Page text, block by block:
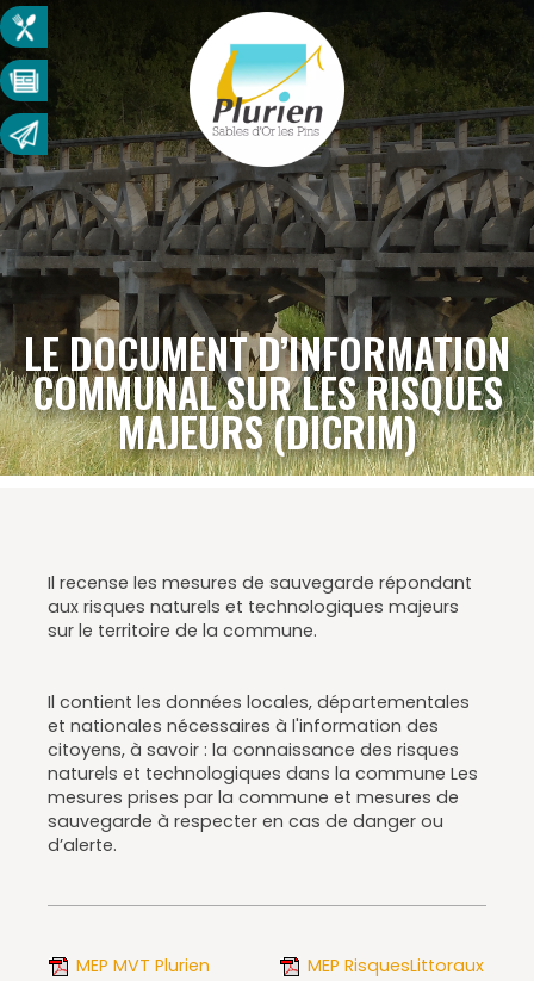
LE DOCUMENT D’INFORMATION
COMMUNAL SUR LES RISQUES
MAJEURS (DICRIM)
Il recense les mesures de sauvegarde répondant
aux risques naturels et technologiques majeurs
sur le territoire de la commune.
Il contient les données locales, départementales
et nationales nécessaires à l'information des
citoyens, à savoir : la connaissance des risques
naturels et technologiques dans la commune Les
mesures prises par la commune et mesures de
sauvegarde à respecter en cas de danger ou
d’alerte.
MEP MVT Plurien
MEP RisquesLittoraux